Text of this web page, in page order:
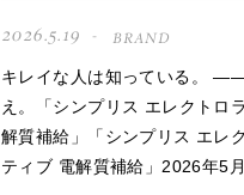
2026.5.19 BRAND
キレイな人は知っている。
え。「シンプリス エレクトロ
解質補給」「シンプリス エレ
ティブ 電解質補給」2026年5